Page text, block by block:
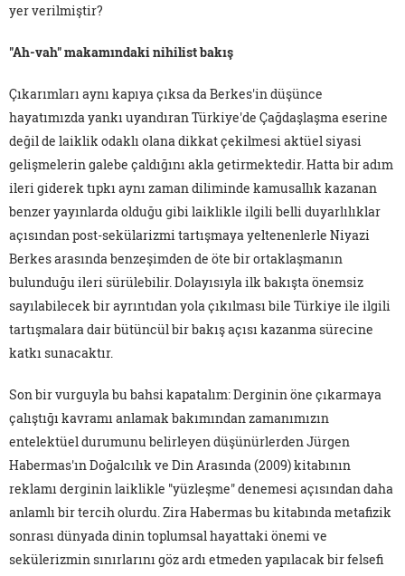
yer verilmiştir?
"Ah-vah" makamındaki nihilist bakış
Çıkarımları aynı kapıya çıksa da Berkes'in düşünce
hayatımızda yankı uyandıran Türkiye'de Çağdaşlaşma eserine
değil de laiklik odaklı olana dikkat çekilmesi aktüel siyasi
gelişmelerin galebe çaldığını akla getirmektedir. Hatta bir adım
ileri giderek tıpkı aynı zaman diliminde kamusallık kazanan
benzer yayınlarda olduğu gibi laiklikle ilgili belli duyarlılıklar
açısından post-sekülarizmi tartışmaya yeltenenlerle Niyazi
Berkes arasında benzeşimden de öte bir ortaklaşmanın
bulunduğu ileri sürülebilir. Dolayısıyla ilk bakışta önemsiz
sayılabilecek bir ayrıntıdan yola çıkılması bile Türkiye ile ilgili
tartışmalara dair bütüncül bir bakış açısı kazanma sürecine
katkı sunacaktır.
Son bir vurguyla bu bahsi kapatalım: Derginin öne çıkarmaya
çalıştığı kavramı anlamak bakımından zamanımızın
entelektüel durumunu belirleyen düşünürlerden Jürgen
Habermas'ın Doğalcılık ve Din Arasında (2009) kitabının
reklamı derginin laiklikle "yüzleşme" denemesi açısından daha
anlamlı bir tercih olurdu. Zira Habermas bu kitabında metafizik
sonrası dünyada dinin toplumsal hayattaki önemi ve
sekülerizmin sınırlarını göz ardı etmeden yapılacak bir felsefi